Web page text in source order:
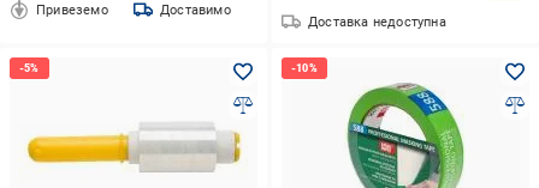
Привеземо Доставимо
Доставка недоступна